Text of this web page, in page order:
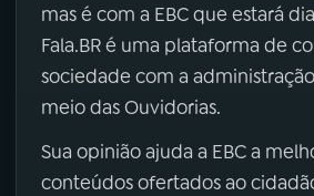
mas é com a EBC que estará
Fala.BR é uma plataforma de
sociedade com a
meio das Ouvidorias.
Sua opinião ajuda a EBC a
conteúdos ofertados ao